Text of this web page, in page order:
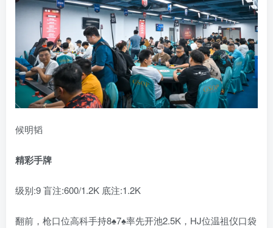
候明韬
精彩手牌
级别:9盲注:600/1.2K 底注:1.2K
翻前，枪口位高科手持8♠7♠率先开池2.5K，HJ位温祖仪口袋